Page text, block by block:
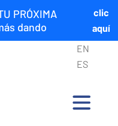
PRÓXIMA
dando
clic
aquí
EN
ES